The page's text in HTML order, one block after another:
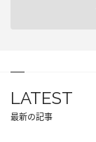
LATEST
最新の記事